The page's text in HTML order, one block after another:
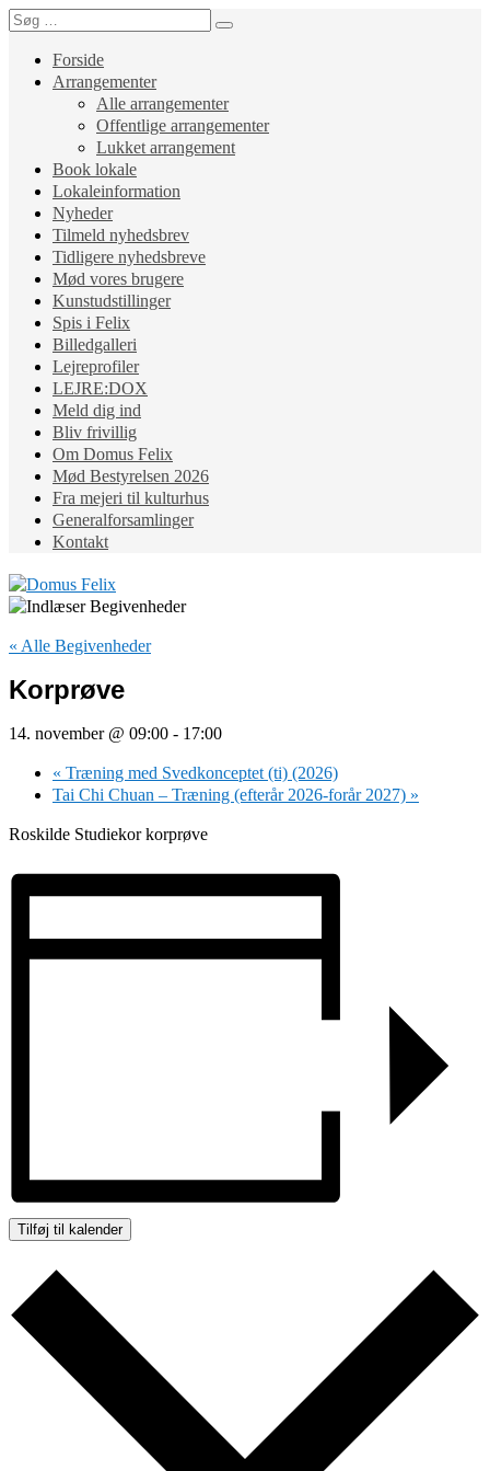
Forside
Arrangementer
Alle arrangementer
Offentlige arrangementer
Lukket arrangement
Book lokale
Lokaleinformation
Nyheder
Tilmeld nyhedsbrev
Tidligere nyhedsbreve
Mød vores brugere
Kunstudstillinger
Spis i Felix
Billedgalleri
Lejreprofiler
LEJRE:DOX
Meld dig ind
Bliv frivillig
Om Domus Felix
Mød Bestyrelsen 2026
Fra mejeri til kulturhus
Generalforsamlinger
Kontakt
« Alle Begivenheder
Korprøve
14. november @ 09:00 - 17:00
« Træning med Svedkonceptet (ti) (2026)
Tai Chi Chuan – Træning (efterår 2026-forår 2027) »
Roskilde Studiekor korprøve
Tilføj til kalender